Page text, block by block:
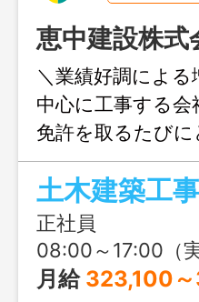
恵中建設株式
＼業績好調によ
中心に工事する
免許を取るたび
見込めます！
土木建築工
正社員
08:00～17:00（
月給 323,100